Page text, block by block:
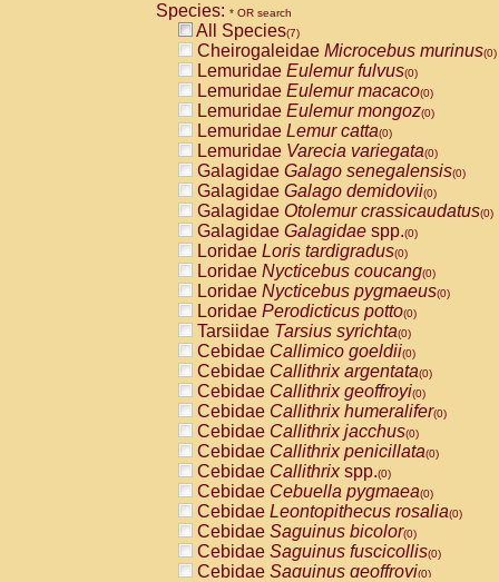
Species: * OR search
All Species(7)
Cheirogaleidae Microcebus murinus(0)
Lemuridae Eulemur fulvus(0)
Lemuridae Eulemur macaco(0)
Lemuridae Eulemur mongoz(0)
Lemuridae Lemur catta(0)
Lemuridae Varecia variegata(0)
Galagidae Galago senegalensis(0)
Galagidae Galago demidovii(0)
Galagidae Otolemur crassicaudatus(0)
Galagidae Galagidae spp.(0)
Loridae Loris tardigradus(0)
Loridae Nycticebus coucang(0)
Loridae Nycticebus pygmaeus(0)
Loridae Perodicticus potto(0)
Tarsiidae Tarsius syrichta(0)
Cebidae Callimico goeldii(0)
Cebidae Callithrix argentata(0)
Cebidae Callithrix geoffroyi(0)
Cebidae Callithrix humeralifer(0)
Cebidae Callithrix jacchus(0)
Cebidae Callithrix penicillata(0)
Cebidae Callithrixspp.(0)
Cebidae Cebuella pygmaea(0)
Cebidae Leontopithecus rosalia(0)
Cebidae Saguinus bicolor(0)
Cebidae Saguinus fuscicollis(0)
Cebidae Saguinus geoffroyi(0)